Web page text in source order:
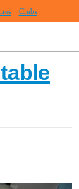
Clubs